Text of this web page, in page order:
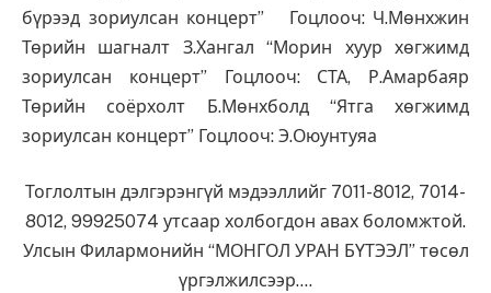
бүрээд зориулсан концерт” Гоцлооч: Ч.Мөнхжин
Төрийн шагналт З.Хангал “Морин хуур хөгжимд
зориулсан концерт” Гоцлооч: СТА, Р.Амарбаяр
Төрийн соёрхолт Б.Мөнхболд “Ятга хөгжимд
зориулсан концерт” Гоцлооч: Э.Оюунтуяа
Тоглолтын дэлгэрэнгүй мэдээллийг 7011-8012, 7014-
8012, 99925074 утсаар холбогдон авах боломжтой.
Улсын Филармонийн “МОНГОЛ УРАН БҮТЭЭЛ” төсөл
үргэлжилсээр….